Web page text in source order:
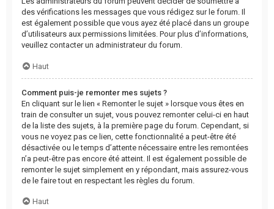
des vérifications les messages que vous rédigez sur le forum. Il
est également possible que vous ayez été placé dans un groupe
d’utilisateurs aux permissions limitées. Pour plus d’informations,
veuillez contacter un administrateur du forum.
Haut
Comment puis-je remonter mes sujets ?
En cliquant sur le lien « Remonter le sujet » lorsque vous êtes en
train de consulter un sujet, vous pouvez remonter celui-ci en haut
de la liste des sujets, à la première page du forum. Cependant, si
vous ne voyez pas ce lien, cette fonctionnalité a peut-être été
désactivée ou le temps d’attente nécessaire entre les remontées
n’a peut-être pas encore été atteint. Il est également possible de
remonter le sujet simplement en y répondant, mais assurez-vous
de le faire tout en respectant les règles du forum.
Haut